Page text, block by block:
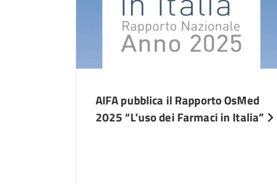
AIFA pubblica il Rapporto OsMed
2025 “L’uso dei Farmaci in Italia”